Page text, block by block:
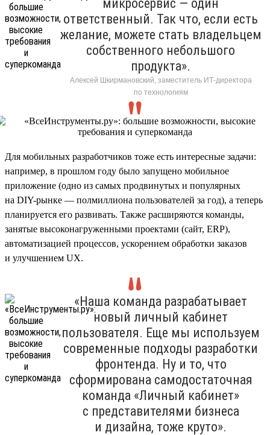
микросервис — один
ответственный. Так что, если есть
желание, можете стать владельцем
собственного небольшого
продукта».
Алексей Шкирмановский, заместитель ИТ-директора
по технологиям
Для мобильных разработчиков тоже есть интересные задачи:
например, в прошлом году было запущено мобильное
приложение (одно из самых продвинутых и популярных
на DIY-рынке — полмиллиона пользователей за год), а теперь
планируется его развивать. Также расширяются команды,
занятые высоконагруженными проектами (сайт, ERP),
автоматизацией процессов, ускорением обработки заказов
и улучшением UX.
«Наша команда разрабатывает
новый личный кабинет
пользователя. Еще мы используем
современные подходы разработки
фронтенда. Ну и то, что
сформирована самодостаточная
команда «Личный кабинет»
с представителями бизнеса
и дизайна, тоже круто».